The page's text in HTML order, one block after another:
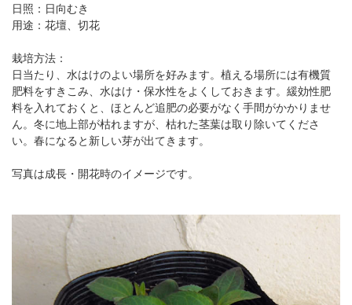
日照：日向むき
用途：花壇、切花
栽培方法：
日当たり、水はけのよい場所を好みます。植える場所には有機質
肥料をすきこみ、水はけ・保水性をよくしておきます。緩効性肥
料を入れておくと、ほとんど追肥の必要がなく手間がかかりませ
ん。冬に地上部が枯れますが、枯れた茎葉は取り除いてくださ
い。春になると新しい芽が出てきます。
写真は成長・開花時のイメージです。